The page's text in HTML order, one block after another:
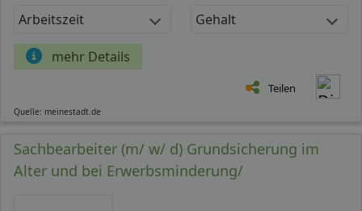
Arbeitszeit Gehalt
mehr Details
Teilen
Quelle: meinestadt.de
Sachbearbeiter (m/ w/ d) Grundsicherung im
Alter und bei Erwerbsminderung/